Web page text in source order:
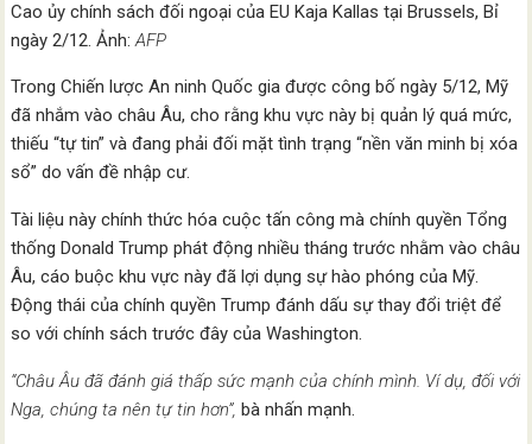
Cao ủy chính sách đối ngoại của EU Kaja Kallas tại Brussels, Bỉ
ngày 2/12. Ảnh:AFP
Trong Chiến lược An ninh Quốc gia được công bố ngày 5/12, Mỹ
đã nhắm vào châu Âu, cho rằng khu vực này bị quản lý quá mức,
thiếu “tự tin” và đang phải đối mặt tình trạng “nền văn minh bị xóa
sổ” do vấn đề nhập cư.
Tài liệu này chính thức hóa cuộc tấn công mà chính quyền Tổng
thống Donald Trump phát động nhiều tháng trước nhằm vào châu
Âu, cáo buộc khu vực này đã lợi dụng sự hào phóng của Mỹ.
Động thái của chính quyền Trump đánh dấu sự thay đổi triệt để
so với chính sách trước đây của Washington.
“Châu Âu đã đánh giá thấp sức mạnh của chính mình. Ví dụ, đối với
Nga, chúng ta nên tự tin hơn”,bà nhấn mạnh.